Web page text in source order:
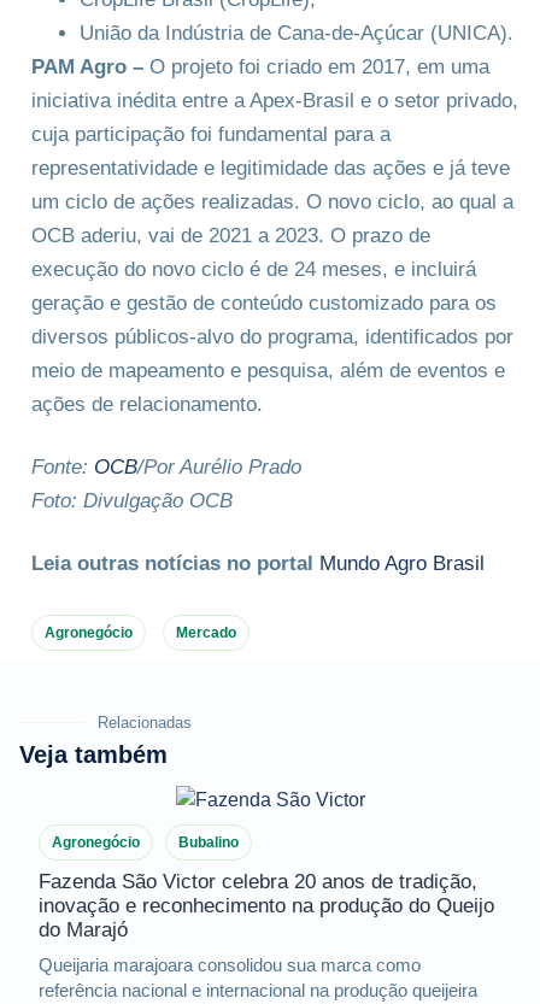
União da Indústria de Cana-de-Açúcar (UNICA).
PAM Agro – O projeto foi criado em 2017, em uma
iniciativa inédita entre a Apex-Brasil e o setor privado,
cuja participação foi fundamental para a
representatividade e legitimidade das ações e já teve
um ciclo de ações realizadas. O novo ciclo, ao qual a
OCB aderiu, vai de 2021 a 2023. O prazo de
execução do novo ciclo é de 24 meses, e incluirá
geração e gestão de conteúdo customizado para os
diversos públicos-alvo do programa, identificados por
meio de mapeamento e pesquisa, além de eventos e
ações de relacionamento.
Fonte: OCB/Por Aurélio Prado
Foto: Divulgação OCB
Leia outras notícias no portal Mundo Agro Brasil
Agronegócio Mercado
Relacionadas
Veja também
Agronegócio Bubalino
Fazenda São Victor celebra 20 anos de tradição,
inovação e reconhecimento na produção do Queijo
do Marajó
Queijaria marajoara consolidou sua marca como
referência nacional e internacional na produção queijeira